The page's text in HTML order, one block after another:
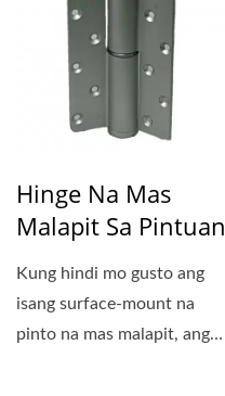
Hinge Na Mas
Malapit Sa Pintuan
Kung hindi mo gusto ang
isang surface-mount na
pinto na mas malapit, ang